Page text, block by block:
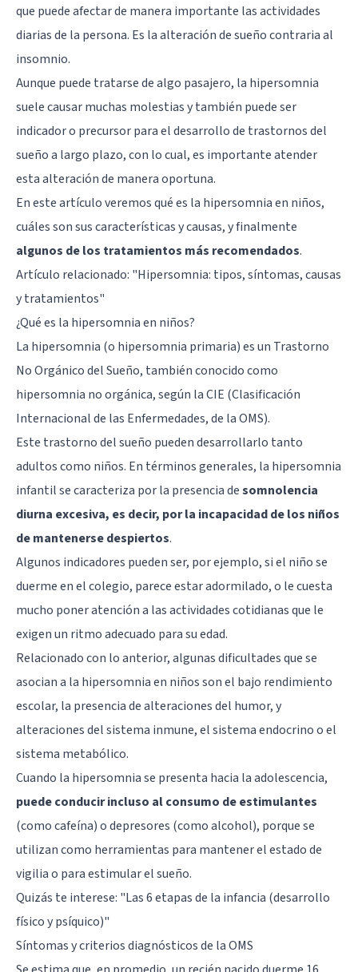
que puede afectar de manera importante las actividades
diarias de la persona. Es la alteración de sueño contraria al
insomnio.
Aunque puede tratarse de algo pasajero, la hipersomnia
suele causar muchas molestias y también puede ser
indicador o precursor para el desarrollo de trastornos del
sueño a largo plazo, con lo cual, es importante atender
esta alteración de manera oportuna.
En este artículo veremos qué es la hipersomnia en niños,
cuáles son sus características y causas, y finalmente
algunos de los tratamientos más recomendados.
Artículo relacionado: "Hipersomnia: tipos, síntomas, causas
y tratamientos"
¿Qué es la hipersomnia en niños?
La hipersomnia (o hipersomnia primaria) es un Trastorno
No Orgánico del Sueño, también conocido como
hipersomnia no orgánica, según la CIE (Clasificación
Internacional de las Enfermedades, de la OMS).
Este trastorno del sueño pueden desarrollarlo tanto
adultos como niños. En términos generales, la hipersomnia
infantil se caracteriza por la presencia desomnolencia
diurna excesiva, es decir, por la incapacidad de los niños
de mantenerse despiertos.
Algunos indicadores pueden ser, por ejemplo, si el niño se
duerme en el colegio, parece estar adormilado, o le cuesta
mucho poner atención a las actividades cotidianas que le
exigen un ritmo adecuado para su edad.
Relacionado con lo anterior, algunas dificultades que se
asocian a la hipersomnia en niños son el bajo rendimiento
escolar, la presencia de alteraciones del humor, y
alteraciones del sistema inmune, el sistema endocrino o el
sistema metabólico.
Cuando la hipersomnia se presenta hacia la adolescencia,
puede conducir incluso al consumo de estimulantes
(como cafeína) o depresores (como alcohol), porque se
utilizan como herramientas para mantener el estado de
vigilia o para estimular el sueño.
Quizás te interese: "Las 6 etapas de la infancia (desarrollo
físico y psíquico)"
Síntomas y criterios diagnósticos de la OMS